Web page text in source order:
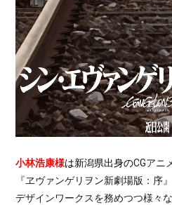
小林浩康様は新潟県出身のCGアニ
『ヱヴァンゲリヲン新劇場版：序
デザインワークスを務めつつ様々